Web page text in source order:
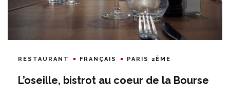
RESTAURANT FRANÇAIS PARIS 2ÈME
L’oseille, bistrot au coeur de la Bourse